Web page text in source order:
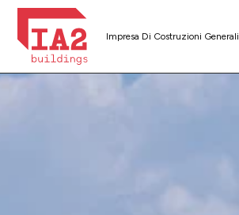
Impresa Di Costruzioni Generali